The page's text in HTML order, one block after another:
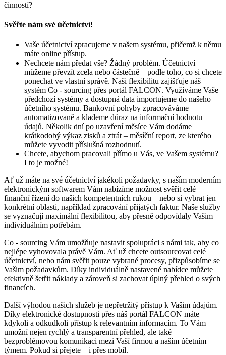
činností?
Svěřte nám své účetnictví!
Vaše účetnictví zpracujeme v našem systému, přičemž k němu
máte online přístup.
Nechcete nám předat vše? Žádný problém. Účetnictví
můžeme převzít zcela nebo částečně – podle toho, co si chcete
ponechat ve vlastní správě. Naši flexibilitu zajišťuje náš
systém Co - sourcing přes portál FALCON. Využíváme Vaše
předchozí systémy a dostupná data importujeme do našeho
účetního systému. Bankovní pohyby zpracováváme
automatizovaně a klademe důraz na informační hodnotu
údajů. Několik dní po uzavření měsíce Vám dodáme
krátkodobý výkaz zisků a ztrát – měsíční report, ze kterého
můžete vyvodit příslušná rozhodnutí.
Chcete, abychom pracovali přímo u Vás, ve Vašem systému?
I to je možné!
Ať už máte na své účetnictví jakékoli požadavky, s naším moderním
elektronickým softwarem Vám nabízíme možnost svěřit celé
finanční řízení do našich kompetentních rukou – nebo si vybrat jen
konkrétní oblasti, například zpracování přijatých faktur. Naše služby
se vyznačují maximální flexibilitou, aby přesně odpovídaly Vašim
individuálním potřebám.
Co - sourcing Vám umožňuje nastavit spolupráci s námi tak, aby co
nejlépe vyhovovala právě Vám. Ať už chcete outsourcovat celé
účetnictví, nebo nám svěřit pouze vybrané procesy, přizpůsobíme se
Vašim požadavkům. Díky individuálně nastavené nabídce můžete
efektivně šetřit náklady a zároveň si zachovat úplný přehled o svých
financích.
Další výhodou našich služeb je nepřetržitý přístup k Vašim údajům.
Díky elektronické dostupnosti přes náš portál FALCON máte
kdykoli a odkudkoli přístup k relevantním informacím. To Vám
umožní nejen rychlý a transparentní přehled, ale také
bezproblémovou komunikaci mezi Vaší firmou a naším účetním
týmem. Pokud si přejete – i přes mobil.